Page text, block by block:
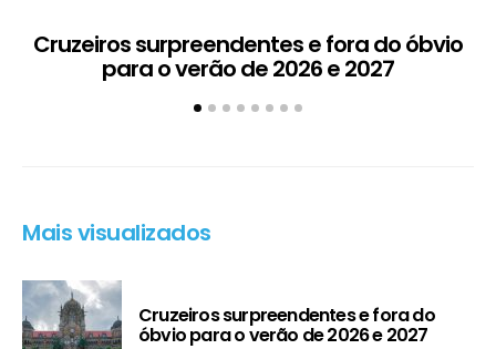
Cruzeiros surpreendentes e fora do óbvio
para o verão de 2026 e 2027
Mais visualizados
Cruzeiros surpreendentes e fora do
óbvio para o verão de 2026 e 2027